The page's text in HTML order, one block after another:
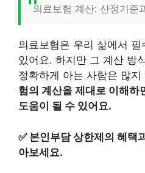
의료보험 계산: 산정기준
의료보험은 우리 삶에서
있어요. 하지만 그 계산 방
정확하게 아는 사람은 많
험의 계산을 제대로 이해하
도움이 될 수 있어요.
✅ 본인부담 상한제의 혜택
아보세요.